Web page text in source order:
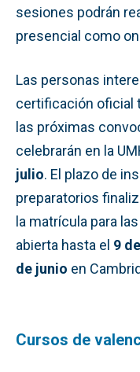
sesiones podrán
presencial como
Las personas
certificación oficial
las próximas
celebrarán en la
julio. El plazo de
preparatorios
la matrícula para
abierta hasta el 9
de junio en
Cursos de